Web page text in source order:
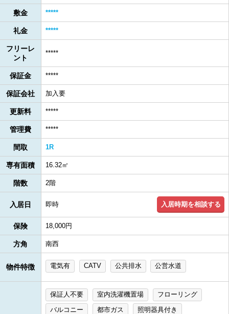
敷金 *****
礼金 *****
フリーレ
ント
*****
保証金 *****
保証会社 加入要
更新料 *****
管理費 *****
間取 1R
専有面積 16.32㎡
階数 2階
入居日 即時 入居時期を相談する
保険 18,000円
方角 南西
物件特徴 電気有 CATV 公共排水 公営水道
保証人不要 室内洗濯機置場
フローリング
バルコニー
都市ガス
照明器具付き